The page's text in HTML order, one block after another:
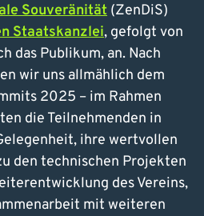
Souveränität (ZenDiS)
Staatskanzlei, gefolgt von
das Publikum, an. Nach
wir uns allmählich dem
2025 – im Rahmen
die Teilnehmenden in
ihre wertvollen
den technischen Projekten
des Vereins,
mit weiteren